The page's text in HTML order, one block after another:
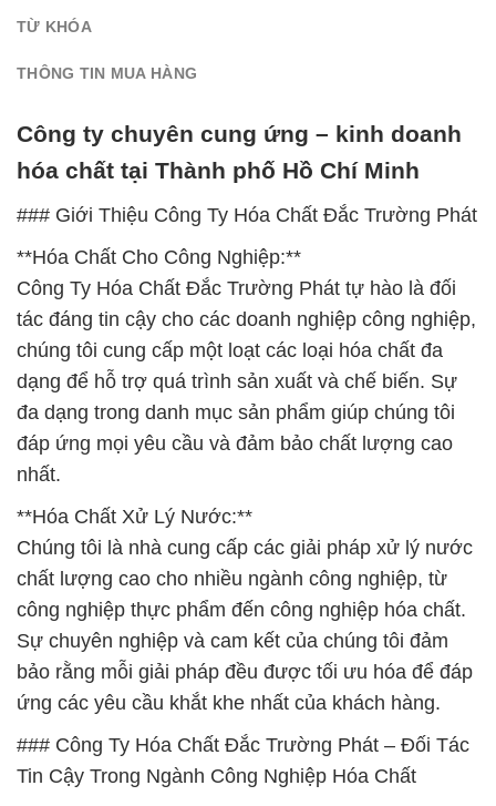
TỪ KHÓA
THÔNG TIN MUA HÀNG
Công ty chuyên cung ứng – kinh doanh
hóa chất tại Thành phố Hồ Chí Minh
### Giới Thiệu Công Ty Hóa Chất Đắc Trường Phát
**Hóa Chất Cho Công Nghiệp:**
Công Ty Hóa Chất Đắc Trường Phát tự hào là đối
tác đáng tin cậy cho các doanh nghiệp công nghiệp,
chúng tôi cung cấp một loạt các loại hóa chất đa
dạng để hỗ trợ quá trình sản xuất và chế biến. Sự
đa dạng trong danh mục sản phẩm giúp chúng tôi
đáp ứng mọi yêu cầu và đảm bảo chất lượng cao
nhất.
**Hóa Chất Xử Lý Nước:**
Chúng tôi là nhà cung cấp các giải pháp xử lý nước
chất lượng cao cho nhiều ngành công nghiệp, từ
công nghiệp thực phẩm đến công nghiệp hóa chất.
Sự chuyên nghiệp và cam kết của chúng tôi đảm
bảo rằng mỗi giải pháp đều được tối ưu hóa để đáp
ứng các yêu cầu khắt khe nhất của khách hàng.
### Công Ty Hóa Chất Đắc Trường Phát – Đối Tác
Tin Cậy Trong Ngành Công Nghiệp Hóa Chất